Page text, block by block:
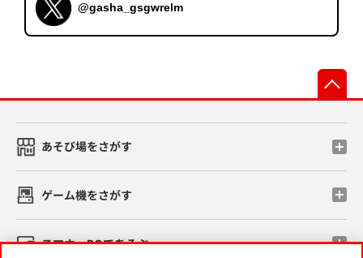
@gasha_gsgwrelm
あそび場をさがす
ゲーム機をさがす
スマホ・PCであそぶ